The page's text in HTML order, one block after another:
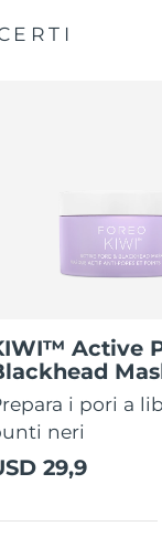
Active
i pori a
neri
29,9